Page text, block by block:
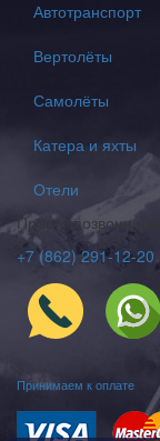
Контакты
Автотранспорт
Вертолёты
Самолёты
Катера и яхты
Отели
Просто позвони нам
+7 (862) 291-12-20
Принимаем к оплате